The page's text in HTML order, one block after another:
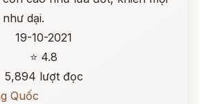
dại.
19-10-2021
⭐ 4.8
5,894 lượt đọc
Quốc